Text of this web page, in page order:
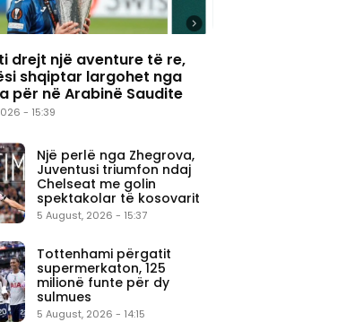
drejt një aventure të re,
shqiptar largohet nga
për në Arabinë Saudite
- 15:39
Një perlë nga Zhegrova,
Juventusi triumfon ndaj
Chelseat me golin
spektakolar të kosovarit
5 August, 2026 - 15:37
Tottenhami përgatit
supermerkaton, 125
milionë funte për dy
sulmues
5 August, 2026 - 14:15